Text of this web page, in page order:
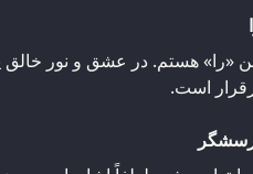
«را» هستم. در عشق و نور خالق
است.